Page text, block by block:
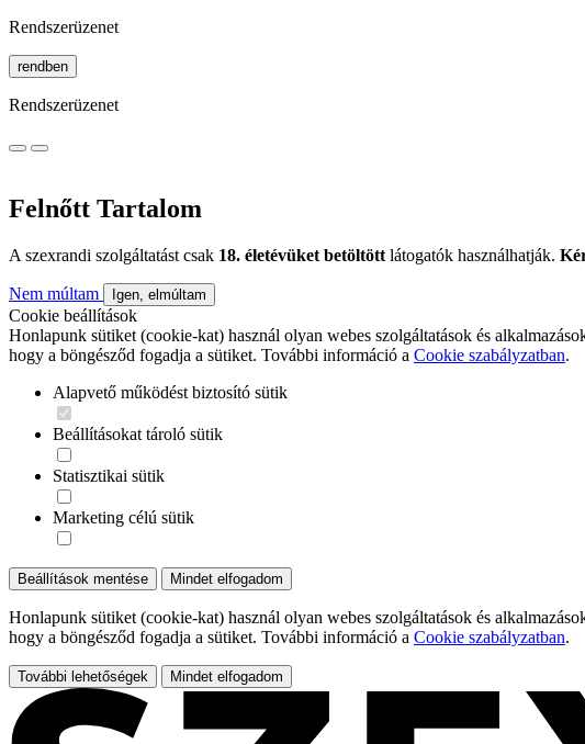
Rendszerüzenet
rendben
Rendszerüzenet
Felnőtt Tartalom
A szexrandi szolgáltatást csak 18. életévüket betöltött látogatók használhatják.
Nem múltam Igen, elmúltam
Cookie beállítások
Honlapunk sütiket (cookie-kat) használ olyan webes szolgáltatások és
hogy a böngésződ fogadja a sütiket. További információ a Cookie szabályzatban.
Alapvető működést biztosító sütik
Beállításokat tároló sütik
Statisztikai sütik
Marketing célú sütik
Beállítások mentése Mindet elfogadom
Honlapunk sütiket (cookie-kat) használ olyan webes szolgáltatások és
hogy a böngésződ fogadja a sütiket. További információ a Cookie szabályzatban.
További lehetőségek Mindet elfogadom